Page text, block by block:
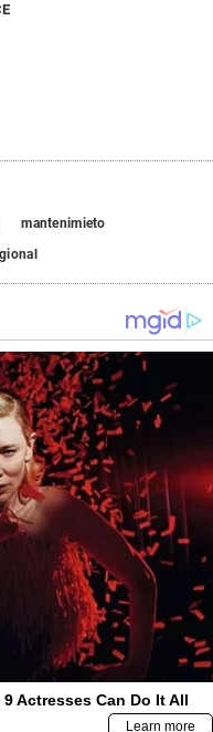
mantenimieto